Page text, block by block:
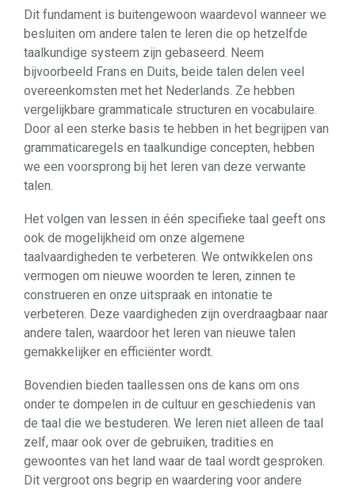
Dit fundament is buitengewoon waardevol wanneer we
besluiten om andere talen te leren die op hetzelfde
taalkundige systeem zijn gebaseerd. Neem
bijvoorbeeld Frans en Duits, beide talen delen veel
overeenkomsten met het Nederlands. Ze hebben
vergelijkbare grammaticale structuren en vocabulaire.
Door al een sterke basis te hebben in het begrijpen van
grammaticaregels en taalkundige concepten, hebben
we een voorsprong bij het leren van deze verwante
talen.
Het volgen van lessen in één specifieke taal geeft ons
ook de mogelijkheid om onze algemene
taalvaardigheden te verbeteren. We ontwikkelen ons
vermogen om nieuwe woorden te leren, zinnen te
construeren en onze uitspraak en intonatie te
verbeteren. Deze vaardigheden zijn overdraagbaar naar
andere talen, waardoor het leren van nieuwe talen
gemakkelijker en efficiënter wordt.
Bovendien bieden taallessen ons de kans om ons
onder te dompelen in de cultuur en geschiedenis van
de taal die we bestuderen. We leren niet alleen de taal
zelf, maar ook over de gebruiken, tradities en
gewoontes van het land waar de taal wordt gesproken.
Dit vergroot ons begrip en waardering voor andere